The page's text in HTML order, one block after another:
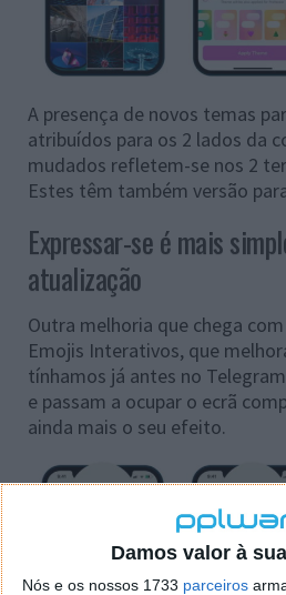
Damos valor à
Nós e os nossos 1733 parceiros
A presença de novos temas
atribuídos para os 2 lados da
mudados refletem-se nos 2
Estes têm também versão
Expressar-se é mais
atualização
Outra melhoria que chega
Emojis Interativos, que
tínhamos já antes no
e passam a ocupar o ecrã
ainda mais o seu efeito.